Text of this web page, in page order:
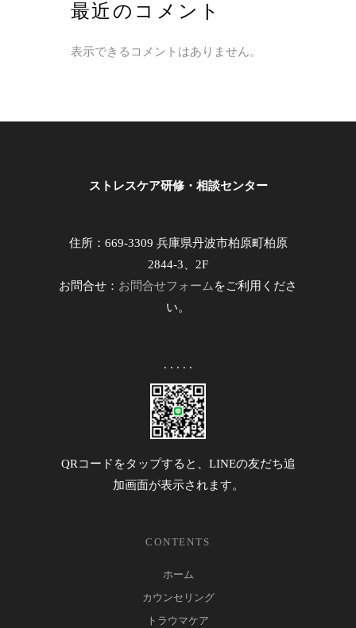
最近のコメント
表示できるコメントはありません。
ストレスケア研修・相談センター
住所：669-3309 兵庫県丹波市柏原町柏原
2844-3、2F
お問合せ： お問合せフォーム をご利用くださ
い。
. . . . .
QRコードをタップすると、LINEの友だち追
加画面が表示されます。
CONTENTS
ホーム
カウンセリング
トラウマケア